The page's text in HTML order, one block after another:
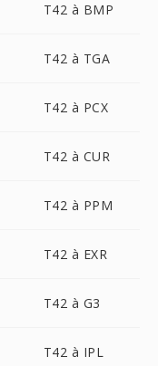
T42 à BMP
T42 à TGA
T42 à PCX
T42 à CUR
T42 à PPM
T42 à EXR
T42 à G3
T42 à IPL